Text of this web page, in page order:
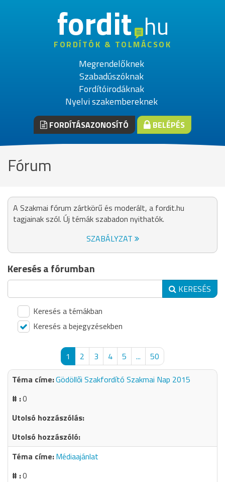
fordithu
FORDÍTÓK & TOLMÁCSOK
Megrendelőknek
Szabadúszóknak
Fordítóirodáknak
Nyelvi szakembereknek
FORDÍTÁSAZONOSÍTÓ BELÉPÉS
Fórum
A Szakmai fórum zártkörű és moderált, a fordit.hu
tagjainak szól. Új témák szabadon nyithatók.
SZABÁLYZAT
Keresés a fórumban
KERESÉS
Keresés a témákban
Keresés a bejegyzésekben
1 2 3 4 5 ...
50
Gödöllői Szakfordító Szakmai Nap 2015
0
Médiaajánlat
0